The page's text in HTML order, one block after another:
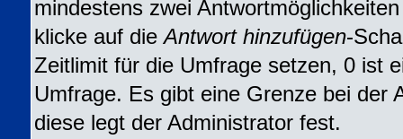
mindestens zwei
klicke auf dieAntwort hinzufügen-
Zeitlimit für die Umfrage setzen, 0 ist
Umfrage. Es gibt eine Grenze bei der
diese legt der Administrator fest.